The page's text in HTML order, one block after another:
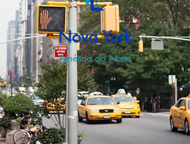
Nova York
América do Norte